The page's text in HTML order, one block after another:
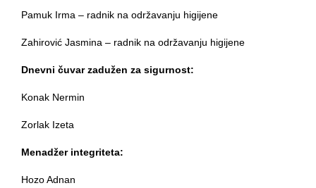
Pamuk Irma – radnik na održavanju higijene
Zahirović Jasmina – radnik na održavanju higijene
Dnevni čuvar zadužen za sigurnost:
Konak Nermin
Zorlak Izeta
Menadžer integriteta:
Hozo Adnan